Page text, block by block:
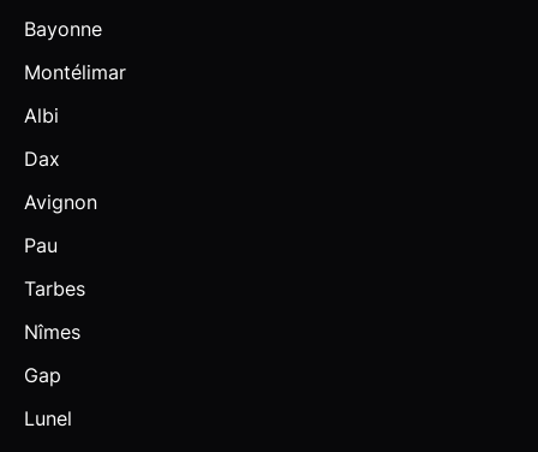
Bayonne
Montélimar
Albi
Dax
Avignon
Pau
Tarbes
Nîmes
Gap
Lunel